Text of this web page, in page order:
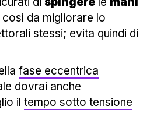
così da migliorare lo
stessi; evita quindi di
fase eccentrica
dovrai anche
il tempo sotto tensione